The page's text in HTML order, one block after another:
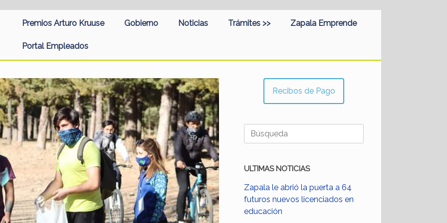
Premios Arturo Kruuse Gobierno Noticias Trámites >> Zapala Emprende
Portal Empleados
Recibos de Pago
Buscar:
ULTIMAS NOTICIAS
Zapala le abrió la puerta a 64
futuros nuevos licenciados en
educación